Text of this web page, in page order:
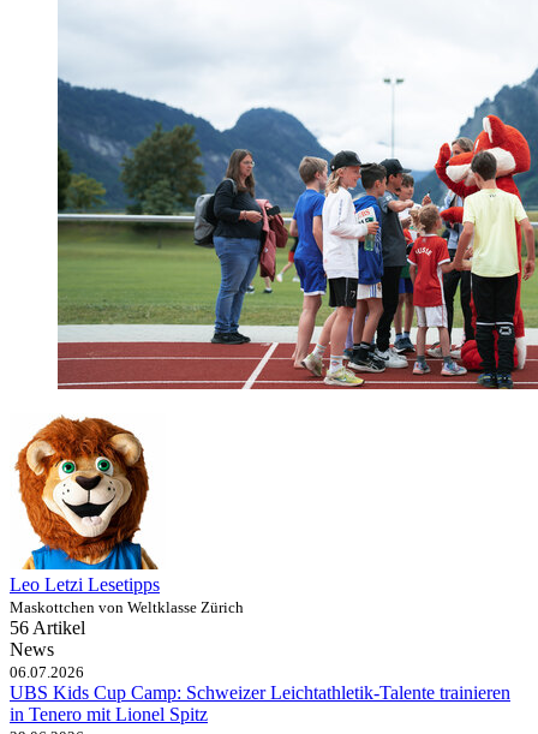
Leo Letzi Lesetipps
Maskottchen von Weltklasse Zürich
56 Artikel
News
06.07.2026
UBS Kids Cup Camp: Schweizer Leichtathletik-Talente trainieren
in Tenero mit Lionel Spitz